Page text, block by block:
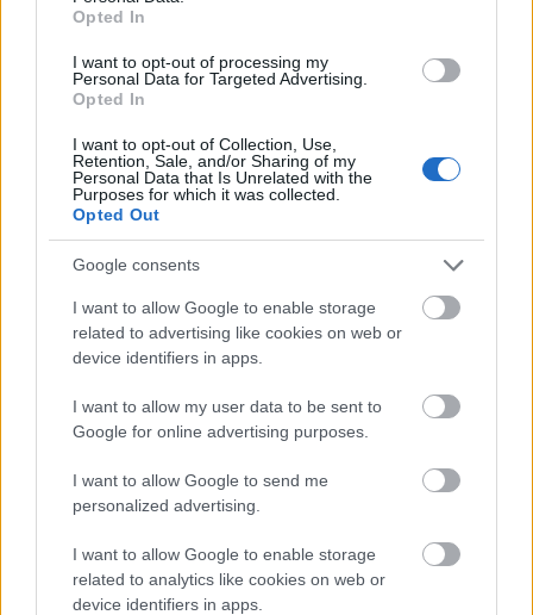
Opted In
I want to opt-out of processing my
Personal Data for Targeted Advertising.
Opted In
I want to opt-out of Collection, Use,
Retention, Sale, and/or Sharing of my
Personal Data that Is Unrelated with the
Purposes for which it was collected.
Opted Out
Google consents
I want to allow Google to enable storage
related to advertising like cookies on web or
device identifiers in apps.
I want to allow my user data to be sent to
Google for online advertising purposes.
I want to allow Google to send me
personalized advertising.
I want to allow Google to enable storage
related to analytics like cookies on web or
device identifiers in apps.
Honvéd Táncszínház hazánk soknemzetiségű
várja a közönséget. ATáncoló Évszakokban a
magyar népszokások mellett a délszláv,
válogatott vidám, tréfás jelenetek, a
lendületes táncok, a vérpezsdítő zenék egy
dramatikus történet köré szövődnek: egy
fiatal pár megtalálja és kinyitja a Garabonciás
diák Bűvös könyvét; márpedig ha azt valaki
kinyitja, egy csodálatos, rég letűnt világba
kerül, s ott aztán megismerkedhet az akkori
emberek életével, szokásaival,
hagyományaival.
Az évad további előadásaira a Vörösmarty
„Kultúrát ajándékba!" standján is kaphatók
jegyek egészen karácsonyig, az Opera és az
Erkel Színház mellett még számos kulturális
intézmény előadásaira, az idén először
felállított közös jegyértékesítő pavilonokban.